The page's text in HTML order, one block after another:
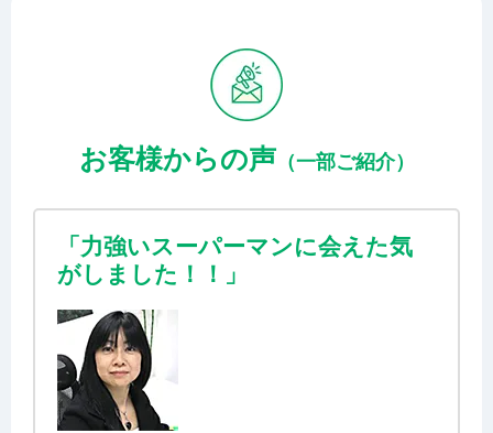
お客様からの声 （一部ご紹介）
「力強いスーパーマンに会えた気
がしました！！」